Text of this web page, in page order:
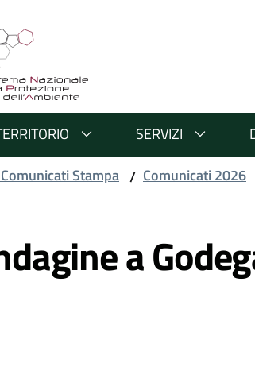
SERVIZI
Stampa / Comunicati 2026
a